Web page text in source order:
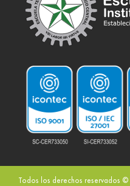
Todos los derechos reservados ©